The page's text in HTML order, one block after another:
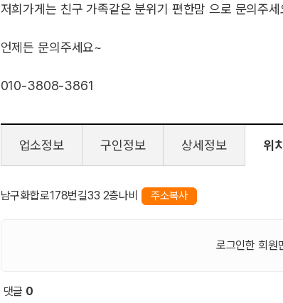
저희가게는 친구 가족같은 분위기 편한맘 으로 문의주세
언제든 문의주세요~
010-3808-3861
업소정보 구인정보 상세정보 위
남구화합로178번길33 2층나비 주소복사
로그인한 회원
댓글 0